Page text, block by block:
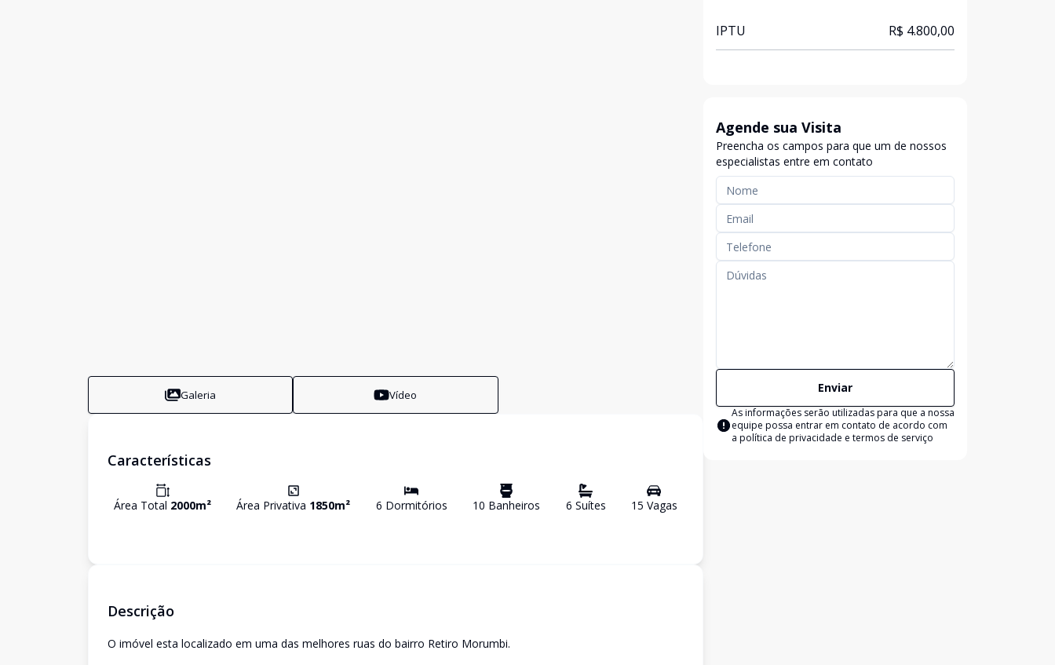
Galeria Vídeo
Características
Área Total 2000m² Área Privativa 1850m² 6 Dormitórios 10 Banheiros 6 Suítes 15 Vagas
Descrição
O imóvel esta localizado em uma das melhores ruas do bairro Retiro Morumbi.
IPTU R$ 4.800,00
Agende sua Visita
Preencha os campos para que um de nossos
especialistas entre em contato
Enviar
As informações serão utilizadas para que a nossa
equipe possa entrar em contato de acordo com
a política de privacidade e termos de serviço